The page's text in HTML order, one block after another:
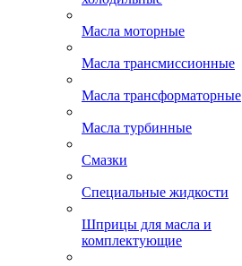
Масла моторные
Масла трансмиссионные
Масла трансформаторные
Масла турбинные
Смазки
Специальные жидкости
Шприцы для масла и
комплектующие